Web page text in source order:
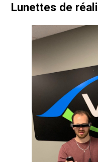
Lunettes de